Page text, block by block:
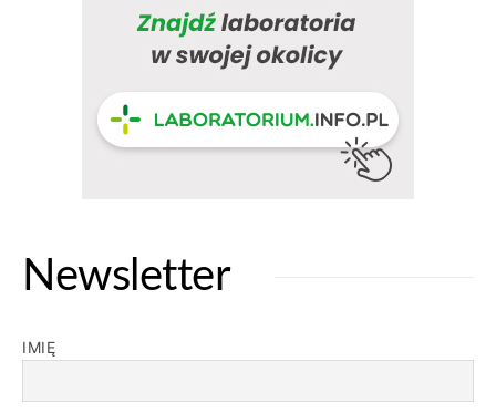
Newsletter
IMIĘ